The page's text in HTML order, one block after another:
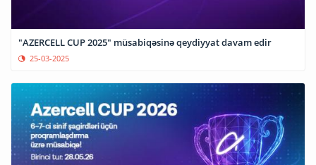
"AZERCELL CUP 2025" müsabiqəsinə qeydiyyat davam edir
25-03-2025